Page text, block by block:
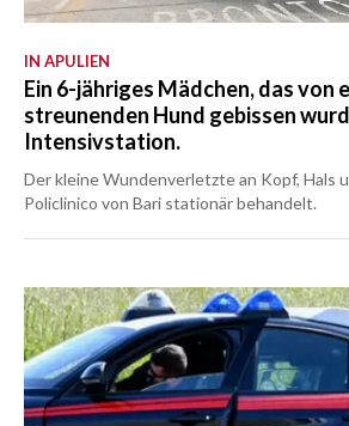
IN APULIEN
Ein 6-jähriges Mädchen, das von
streunenden Hund gebissen
Intensivstation.
Der kleine Wundenverletzte an Kopf, Hals
Policlinico von Bari stationär behandelt.